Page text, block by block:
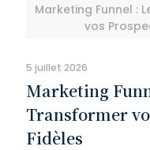
Marketing Funnel :
vos
5 juillet 2026
Marketing
Transformer
Fidèles